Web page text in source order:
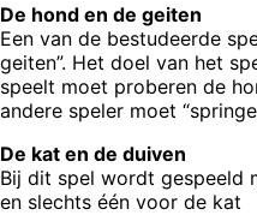
De hond en de geiten
Een van de bestudeerde
geiten”. Het doel van het
speelt moet proberen de
andere speler moet
De kat en de duiven
Bij dit spel wordt gespeeld
en slechts één voor de kat